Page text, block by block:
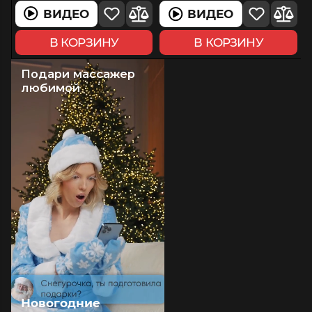
ВИДЕОВИДЕО
В КОРЗИНУ
ВИДЕОВИДЕО
В КОРЗИНУ
Подари массажер
любимой
Новогодние